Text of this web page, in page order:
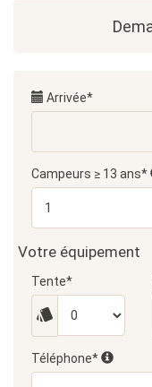
Arrivée*
Campeurs ≥ 13 ans*
Votre équipement
Tente*
Téléphone*